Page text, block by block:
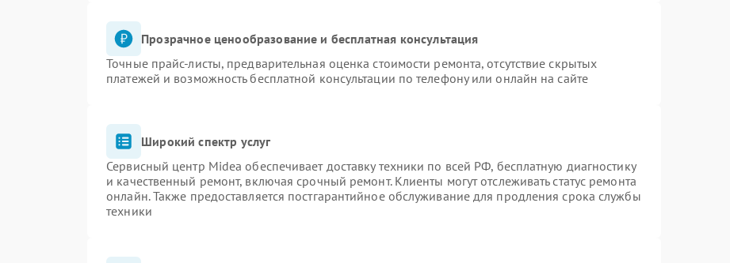
Прозрачное ценообразование и бесплатная консультация
Точные прайс-листы, предварительная оценка стоимости ремонта, отсутствие скрытых
платежей и возможность бесплатной консультации по телефону или онлайн на сайте
Широкий спектр услуг
Сервисный центр Midea обеспечивает доставку техники по всей РФ, бесплатную диагностику
и качественный ремонт, включая срочный ремонт. Клиенты могут отслеживать статус ремонта
онлайн. Также предоставляется постгарантийное обслуживание для продления срока службы
техники